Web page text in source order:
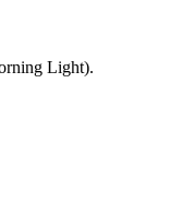
Light).